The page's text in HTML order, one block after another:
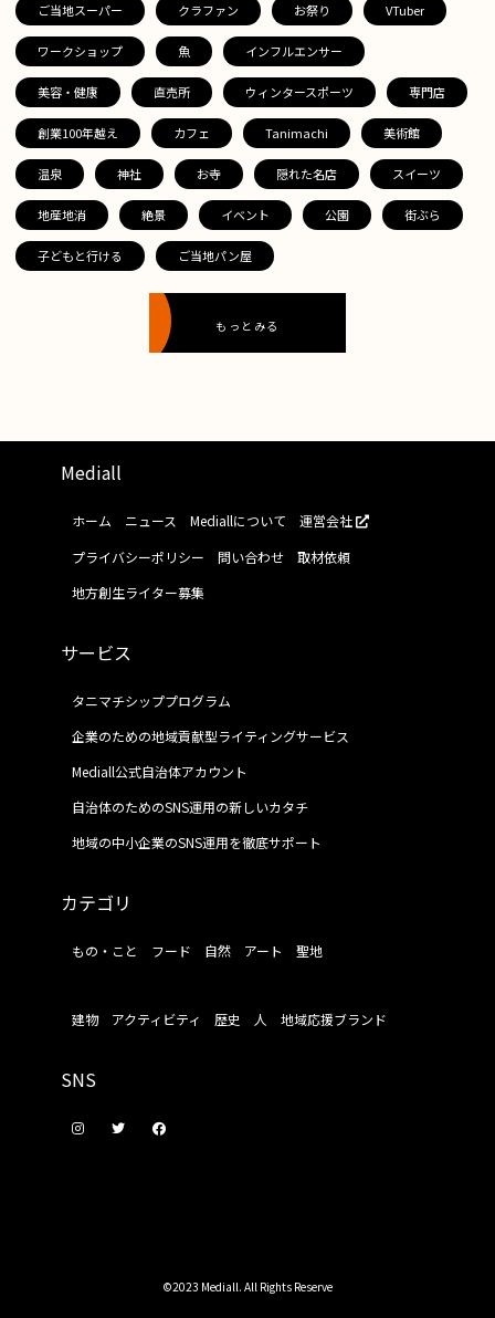
ご当地スーパー クラファン お祭り VTuber
ワークショップ 魚 インフルエンサー
美容・健康 直売所 ウィンタースポーツ 専門店
創業100年越え カフェ Tanimachi 美術館
温泉 神社 お寺 隠れた名店 スイーツ
地産地消 絶景 イベント 公園 街ぶら
子どもと行ける ご当地パン屋
もっとみる
Mediall
ホーム ニュース Mediallについて
運営会社
プライバシーポリシー
問い合わせ
取材依頼
地方創生ライター募集
サービス
タニマチシッププログラム
企業のための地域貢献型ライティングサービス
Mediall公式自治体アカウント
自治体のためのSNS運用の新しいカタチ
地域の中小企業のSNS運用を徹底サポート
カテゴリ
もの・こと フード 自然 アート 聖地
建物 アクティビティ 歴史 人 地域応援ブランド
SNS
©2023 Mediall. All Rights Reserve